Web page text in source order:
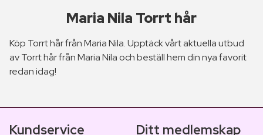
Maria Nila Torrt hår
Köp Torrt hår från Maria Nila. Upptäck vårt aktuella utbud
av Torrt hår från Maria Nila och beställ hem din nya favorit
redan idag!
Kundservice Ditt medlemskap